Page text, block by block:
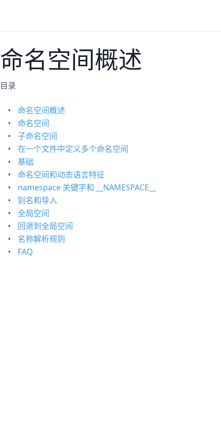
命名空间概述
目录
命名空间概述
命名空间
子命名空间
在一个文件中定义多个命名空间
基础
命名空间和动态语言特征
namespace 关键字和 __NAMESPACE__
别名和导入
全局空间
回退到全局空间
名称解析规则
FAQ